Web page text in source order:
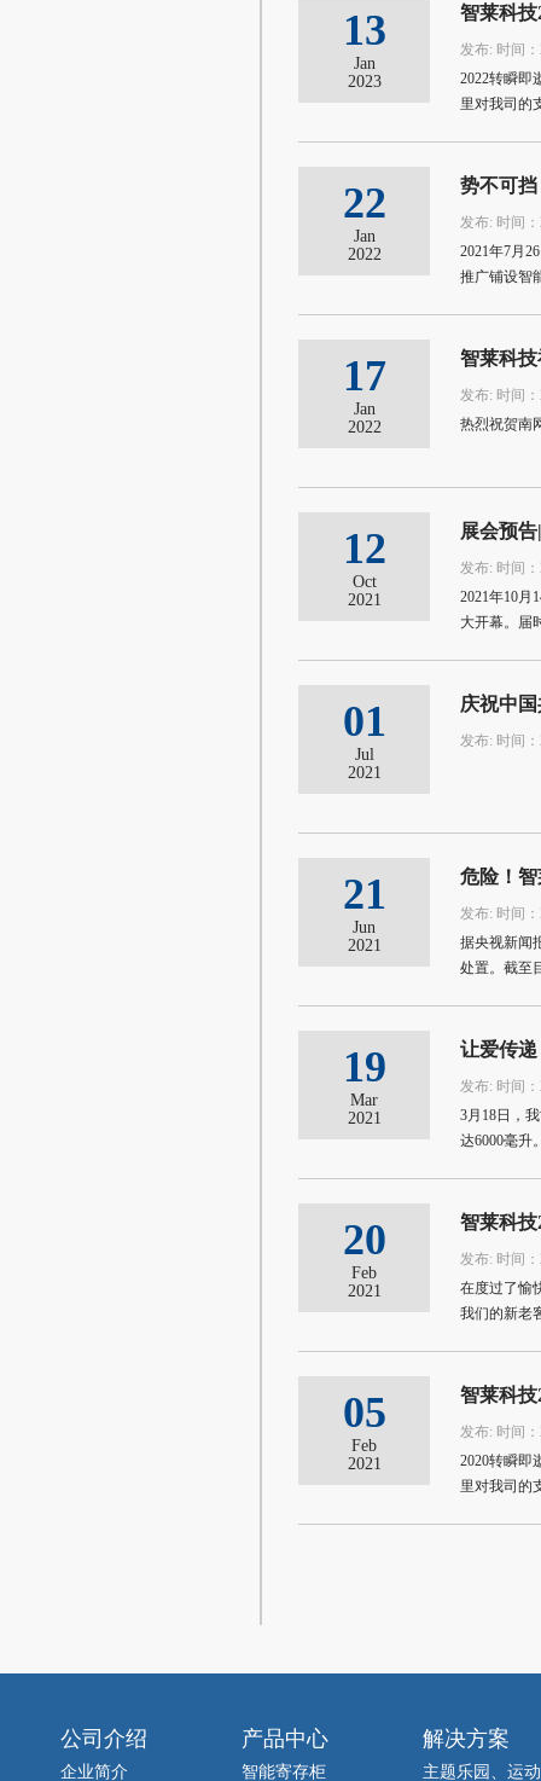
13
Jan
2023
智莱科
发布: 时间：
2022转瞬即
里对我司的
22
Jan
2022
势不可
发布: 时间：
2021年7月
推广铺设智
17
Jan
2022
智莱科
发布: 时间：
热烈祝贺南
12
Oct
2021
展会预
发布: 时间：
2021年10月
大开幕。届
01
Jul
2021
庆祝中
发布: 时间：
21
Jun
2021
危险！
发布: 时间：
据央视新闻
处置。截至
19
Mar
2021
让爱传
发布: 时间：
3月18日，
达6000毫升
20
Feb
2021
智莱科
发布: 时间：
在度过了愉
我们的新老
05
Feb
2021
智莱科
发布: 时间：
2020转瞬即
里对我司的
公司介绍
企业简介
产品中心
智能寄存柜
解决方案
主题乐园、运